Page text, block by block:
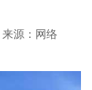
来源：网络